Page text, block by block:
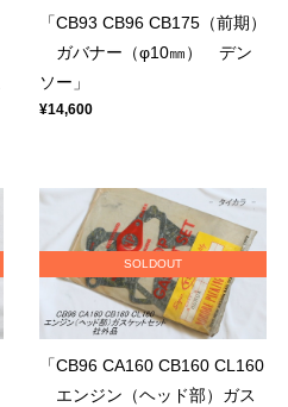
「CB93 CB96 CB175（前期）
ガバナー（φ10㎜） デン
ソー」
¥14,600
SOLDOUT
「CB96 CA160 CB160 CL160
エンジン（ヘッド部）ガス